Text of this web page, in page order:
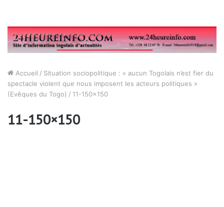
Accueil / Situation sociopolitique : « aucun Togolais n’est fier du
spectacle violent que nous imposent les acteurs politiques »
(Evêques du Togo) / 11-150×150
11-150×150